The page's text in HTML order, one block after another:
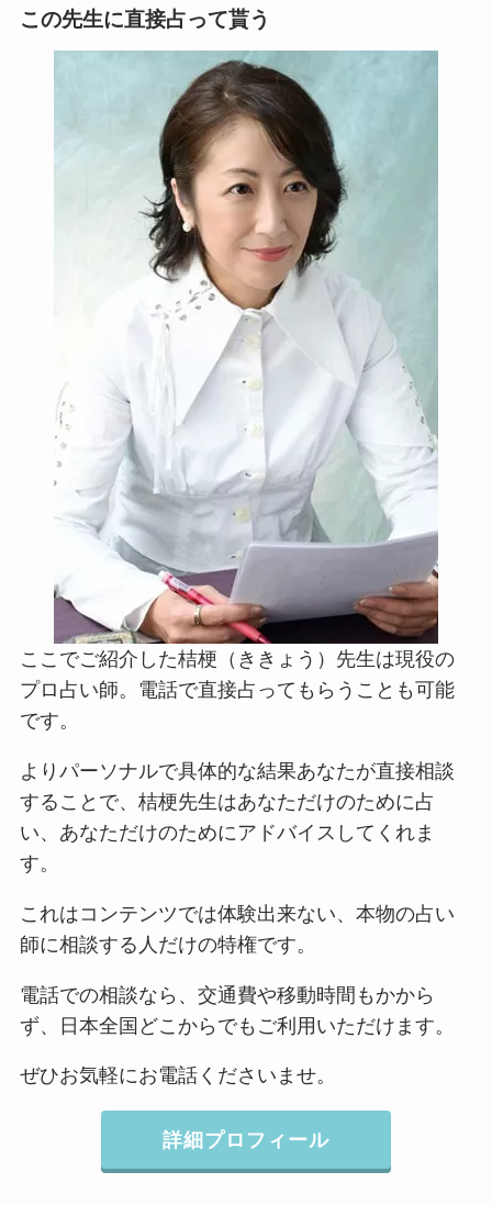
この先生に直接占って貰う
ここでご紹介した桔梗（ききょう）先生は現役の
プロ占い師。電話で直接占ってもらうことも可能
です。
よりパーソナルで具体的な結果あなたが直接相談
することで、桔梗先生はあなただけのために占
い、あなただけのためにアドバイスしてくれま
す。
これはコンテンツでは体験出来ない、本物の占い
師に相談する人だけの特権です。
電話での相談なら、交通費や移動時間もかから
ず、日本全国どこからでもご利用いただけます。
ぜひお気軽にお電話くださいませ。
詳細プロフィール